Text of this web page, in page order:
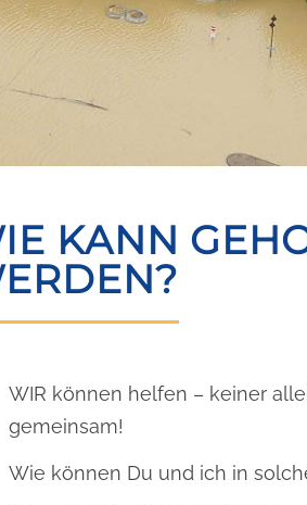
KANN
WIR können helfen – keiner
gemeinsam!
Wie können Du und ich in